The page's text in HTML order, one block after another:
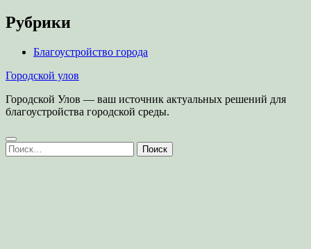
Рубрики
Благоустройство города
Городской улов
Городской Улов — ваш источник актуальных решений для
благоустройства городской среды.
Найти: